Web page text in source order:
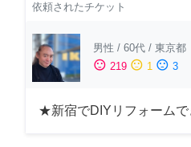
依頼されたチケット
男性 / 60代 / 東京都
sentiment_satisfied 219 sentiment_neutral 1 sentiment_dissatisfied 3
★新宿でDIYリフォーム